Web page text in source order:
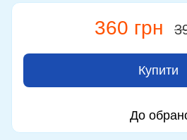
360 грн
Купити
До